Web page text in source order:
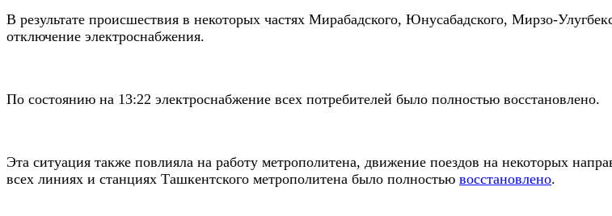
В результате происшествия в некоторых частях Мирабадского, Юнусабадского, Мирзо-
отключение электроснабжения.
По состоянию на 13:22 электроснабжение всех потребителей было полностью восстановлено.
Эта ситуация также повлияла на работу метрополитена, движение поездов на некоторых
всех линиях и станциях Ташкентского метрополитена было полностью восстановлено.